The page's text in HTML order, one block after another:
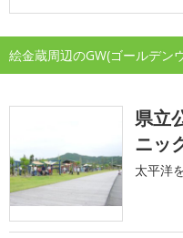
絵金蔵周辺のGW(ゴールデン
県立
ニッ
太平洋